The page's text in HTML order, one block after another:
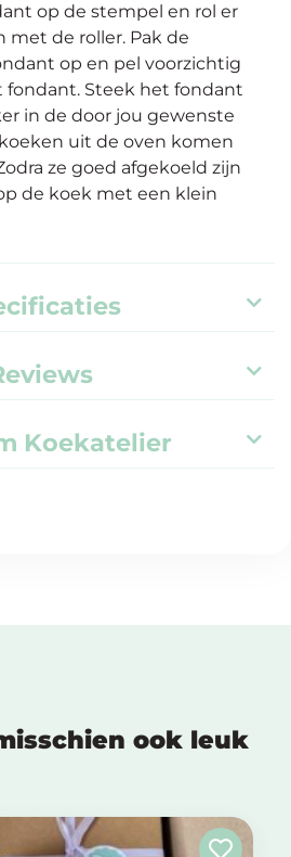
op de stempel en rol er
met de roller. Pak de
op en pel voorzichtig
fondant. Steek het fondant
in de door jou gewenste
uit de oven komen
ze goed afgekoeld zijn
de koek met een klein
Koekatelier
ook leuk